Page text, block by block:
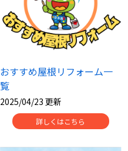
屋根リフォームについて
雨漏りの施工実績
リフォームローン
アパート・マンション修繕
おすすめ屋根リフォーム一
覧
2025/04/23 更新
詳しくはこちら